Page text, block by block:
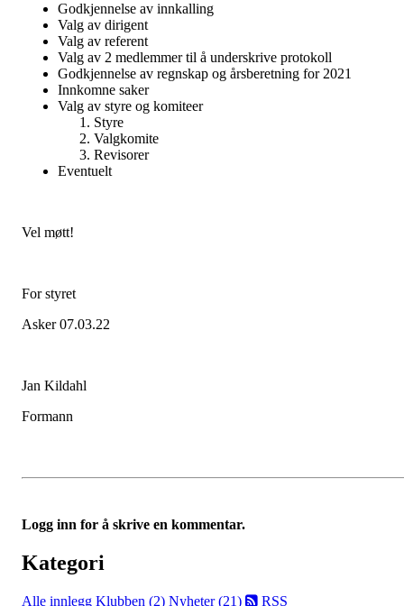
Godkjennelse av innkalling
Valg av dirigent
Valg av referent
Valg av 2 medlemmer til å underskrive protokoll
Godkjennelse av regnskap og årsberetning for 2021
Innkomne saker
Valg av styre og komiteer
Styre
Valgkomite
Revisorer
Eventuelt
Vel møtt!
For styret
Asker 07.03.22
Jan Kildahl
Formann
Logg inn for å skrive en kommentar.
Kategori
Alle innlegg Klubben (2) Nyheter (21) RSS